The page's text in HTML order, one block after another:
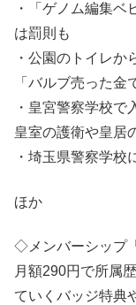
・「ゲノム編集
は罰則も
・公園のトイレ
「バルブ売った金
・皇宮警察学校
皇室の護衛や皇居
・埼玉県警察学
ほか
◇メンバーシップ
月額290円で所属
ていくバッジ特典